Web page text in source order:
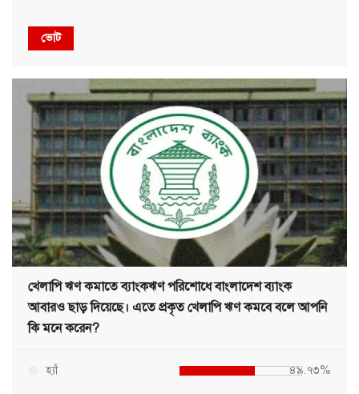
ভোট
খেলাপি ঋণ কমাতে ব্যাংকঋণ পরিশোধে বাংলাদেশ ব্যাংক
আবারও ছাড় দিয়েছে। এতে প্রকৃত খেলাপি ঋণ কমবে বলে আপনি
কি মনে করেন?
হ্যাঁ ৪৯.৭৩%